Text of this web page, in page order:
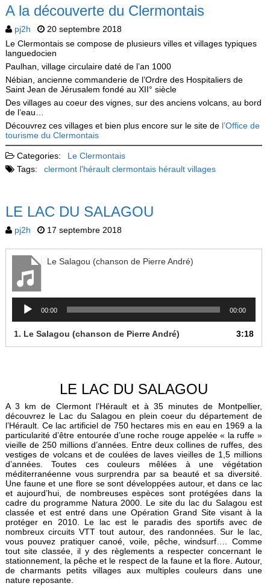
A la découverte du Clermontais
pj2h
20 septembre 2018
Le Clermontais se compose de plusieurs villes et villages typiques
languedocien
Paulhan, village circulaire daté de l’an 1000
Nébian, ancienne commanderie de l’Ordre des Hospitaliers de
Saint Jean de Jérusalem fondé au XII° siècle
Des villages au coeur des vignes, sur des anciens volcans, au bord
de l’eau…
Découvrez ces villages et bien plus encore sur le site de l’Office de
tourisme du Clermontais
Categories:
Le Clermontais
Tags:
clermont l'hérault clermontais hérault villages
LE LAC DU SALAGOU
pj2h 17 septembre 2018
Le Salagou (chanson de Pierre André)
Lecteur
audio
00:00 00:00
1. Le Salagou (chanson de Pierre André) 3:18
LE LAC DU SALAGOU
A 3 km de Clermont l’Hérault et à 35 minutes de Montpellier,
découvrez le Lac du Salagou en plein coeur du département de
l’Hérault. Ce lac artificiel de 750 hectares mis en eau en 1969 a la
particularité d’être entourée d’une roche rouge appelée « la ruffe »
vieille de 250 millions d’années. Entre deux collines de ruffes, des
vestiges de volcans et de coulées de laves vieilles de 1,5 millions
d’années. Toutes ces couleurs mêlées à une végétation
méditerranéenne vous surprendra par sa beauté et sa diversité.
Une faune et une flore se sont développées autour, et dans ce lac
et aujourd’hui, de nombreuses espèces sont protégées dans la
cadre du programme Natura 2000. Le site du lac du Salagou est
classée et est entré dans une Opération Grand Site visant à la
protéger en 2010. Le lac est le paradis des sportifs avec de
nombreux circuits VTT tout autour, des randonnées. Sur le lac,
vous pouvez pratiquer canoé, voile, pêche, windsurf…. Comme
tout site classée, il y des règlements a respecter concernant le
stationnement, la pêche et le respect de la faune et la flore. Autour,
de charmants petits villages aux multiples couleurs dans une
nature reposante.